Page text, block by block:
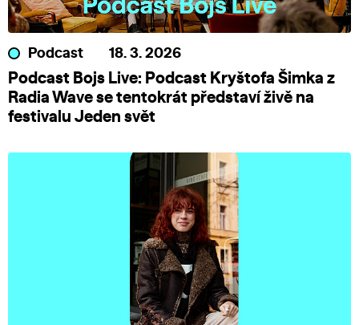
Podcast 18. 3. 2026
Podcast Bojs Live: Podcast Kryštofa Šimka z
Radia Wave se tentokrát představí živě na
festivalu Jeden svět